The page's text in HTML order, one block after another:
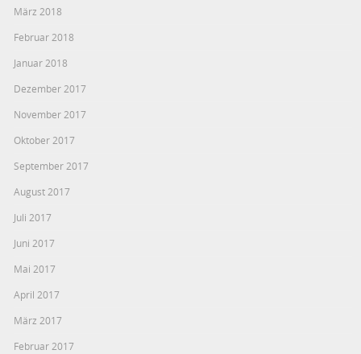
März 2018
Februar 2018
Januar 2018
Dezember 2017
November 2017
Oktober 2017
September 2017
August 2017
Juli 2017
Juni 2017
Mai 2017
April 2017
März 2017
Februar 2017